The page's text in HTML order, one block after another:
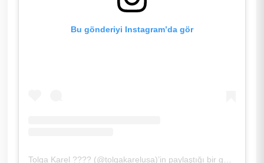
Bu gönderiyi Instagram’da gör